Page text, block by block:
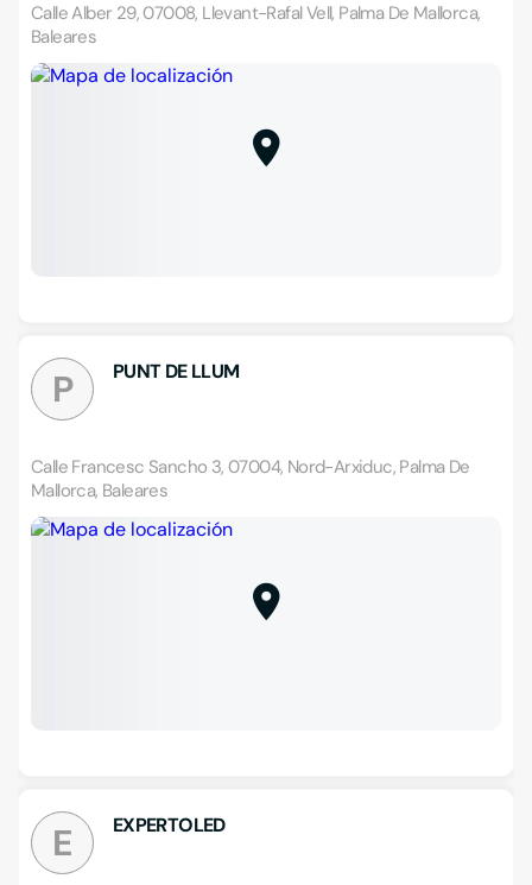
Calle Alber 29, 07008, Llevant-Rafal Vell, Palma De Mallorca,
Baleares
P PUNT DE LLUM
Calle Francesc Sancho 3, 07004, Nord-Arxiduc, Palma De
Mallorca, Baleares
E EXPERTOLED